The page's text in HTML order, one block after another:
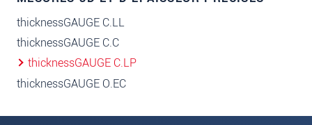
thicknessGAUGE C.LL
thicknessGAUGE C.C
thicknessGAUGE C.LP
thicknessGAUGE O.EC